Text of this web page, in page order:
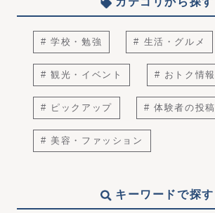
# 学校・勉強 # 生活・グルメ
# 観光・イベント # おトク情報
# ピックアップ # 体験者の投稿
# 美容・ファッション
キーワードで探す